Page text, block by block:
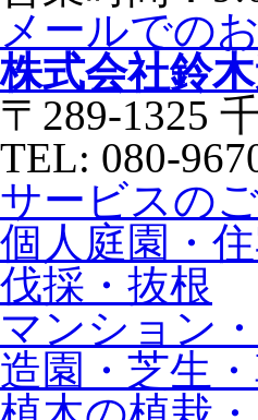
メールでの
株式会社鈴
〒289-1325
TEL: 080-
サービスの
個人庭園・
伐採・抜根
マンション
造園・芝生